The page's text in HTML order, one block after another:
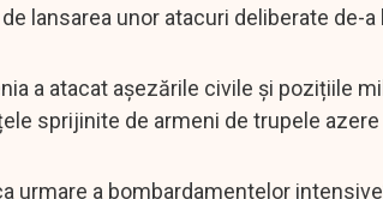
lansarea unor atacuri deliberate de-
a atacat așezările civile și pozițiile
sprijinite de armeni de trupele
urmare a bombardamentelor